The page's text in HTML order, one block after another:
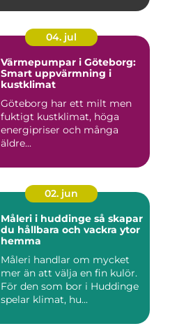
04. jul
Värmepumpar i Göteborg:
Smart uppvärmning i
kustklimat
Göteborg har ett milt men
fuktigt kustklimat, höga
energipriser och många
äldre...
02. jun
Måleri i huddinge så skapar
du hållbara och vackra ytor
hemma
Måleri handlar om mycket
mer än att välja en fin kulör.
För den som bor i Huddinge
spelar klimat, hu...